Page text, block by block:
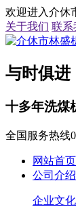
欢迎进入介休
关于我们 联系
与时俱进
十多年洗煤
全国服务热线
网站首页
公司介绍
企业文化